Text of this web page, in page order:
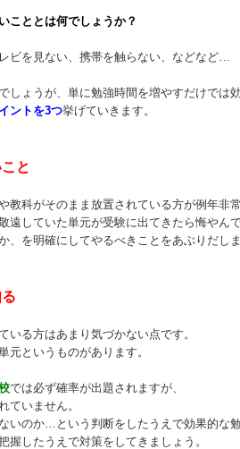
こととは何でしょうか？
ビを見ない、携帯を触らない、などなど…
しょうが、単に勉強時間を増やすだけでは
ントを3つ挙げていきます。
と
教科がそのまま放置されている方が例年非
遠していた単元が受験に出てきたら悔やん
、を明確にしてやるべきことをあぶりだし
いる方はあまり気づかない点です。
元というものがあります。
では必ず確率が出題されますが、
ていません。
いのか…という判断をしたうえで効果的な
握したうえで対策をしてきましょう。